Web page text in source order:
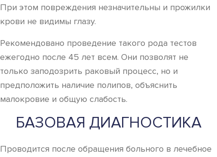
При этом повреждения незначительны и прожилки
крови не видимы глазу.
Рекомендовано проведение такого рода тестов
ежегодно после 45 лет всем. Они позволят не
только заподозрить раковый процесс, но и
предположить наличие полипов, объяснить
малокровие и общую слабость.
БАЗОВАЯ ДИАГНОСТИКА
Проводится после обращения больного в лечебное